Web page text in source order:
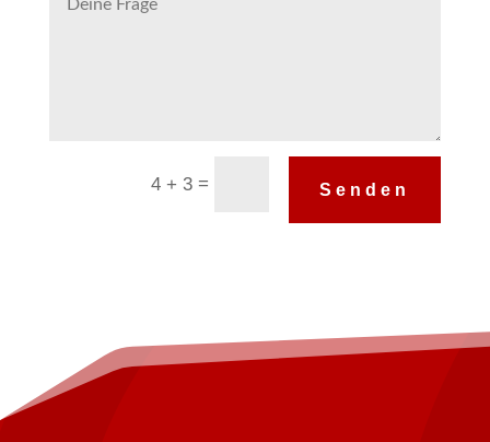
4 + 3 = Senden